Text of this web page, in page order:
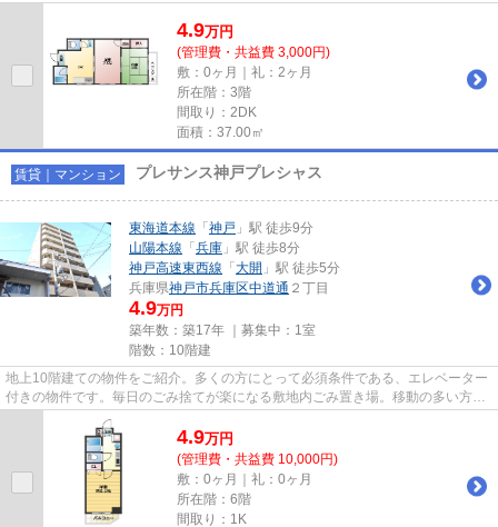
4.9万円
(管理費・共益費 3,000円)
敷：0ヶ月｜礼：2ヶ月
所在階：3階
間取り：2DK
面積：37.00㎡
賃貸｜マンション プレサンス神戸プレシャス
東海道本線 「 神戸 」駅 徒歩9分
山陽本線 「 兵庫 」駅 徒歩8分
神戸高速東西線 「 大開 」駅 徒歩5分
兵庫県神戸市兵庫区中道通 ２丁目
4.9万円
築年数：築17年 ｜募集中： 1室
階数：10階建
地上10階建ての物件をご紹介。多くの方にとって必須条件である、エレベーター
付きの物件です。毎日のごみ捨てが楽になる敷地内ごみ置き場。移動の多い方に
嬉しい駅から徒歩9分の物件で...
4.9万円
(管理費・共益費 10,000円)
敷：0ヶ月｜礼：0ヶ月
所在階：6階
間取り：1K